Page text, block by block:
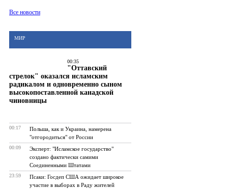
Все новости
МИР
00:35
"Оттавский
стрелок" оказался исламским
радикалом и одновременно сыном
высокопоставленной канадской
чиновницы
00:17
Польша, как и Украина, намерена
"отгородиться" от России
00:09
Эксперт: "Исламское государство"
создано фактически самими
Соединенными Штатами
23:59
Псаки: Госдеп США ожидает широкое
участие в выборах в Раду жителей